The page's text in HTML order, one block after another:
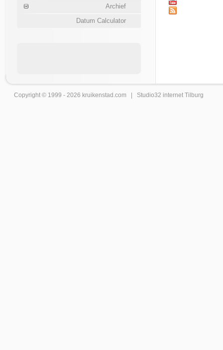
Archief
Datum Calculator
Copyright © 1999 - 2026 kruikenstad .com | Studio32 internet Tilburg